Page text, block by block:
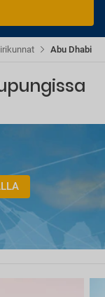
Abu Dhabi